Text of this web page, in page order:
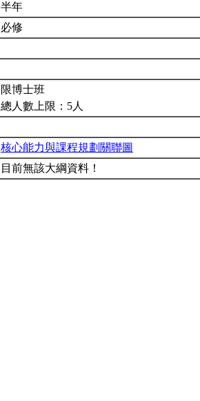
半年
必修
限博士班
總人數上限：5人
核心能力與課程規劃關聯圖
目前無該大綱資料！